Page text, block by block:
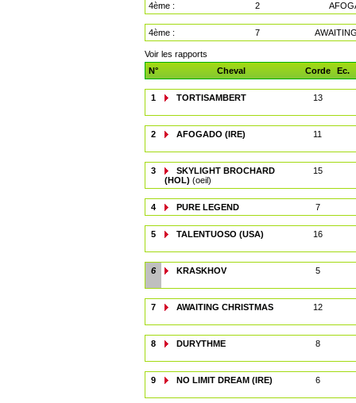
4ème : 2
4ème : 7
Voir les rapports
N°
Cheval Corde Ec.
1 TORTISAMBERT 13
2 AFOGADO (IRE) 11
3
SKYLIGHT BROCHARD
(HOL) (oeil)
15
4 PURE LEGEND 7
5 TALENTUOSO (USA) 16
6 KRASKHOV 5
7 AWAITING CHRISTMAS 12
8 DURYTHME 8
9 NO LIMIT DREAM (IRE) 6